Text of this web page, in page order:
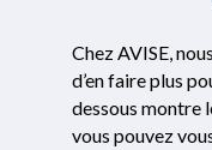
Chez AVISE,
d’en faire plus
dessous montre
vous pouvez